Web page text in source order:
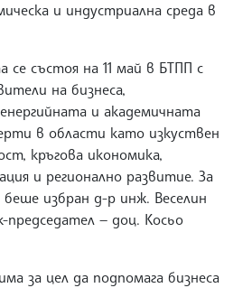
и индустриална среда в
се състоя на 11 май в БТПП с
на бизнеса,
и академичната
в области като изкуствен
кръгова икономика,
и регионално развитие. За
избран д-р инж. Веселин
председател — доц. Косьо
за цел да подпомага бизнеса